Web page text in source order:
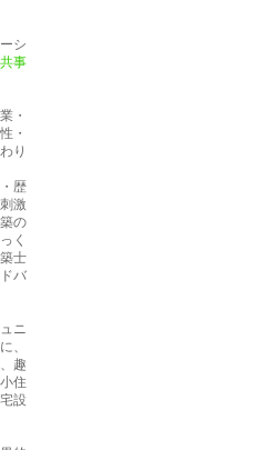
シ
事
・
・
り
歴
激
の
く
士
バ
ニ
、
趣
住
設